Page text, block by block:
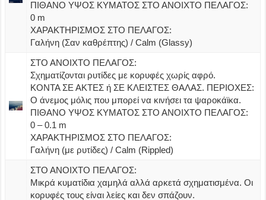
ΠΙΘΑΝΟ ΥΨΟΣ ΚΥΜΑΤΟΣ ΣΤΟ ΑΝΟΙΧΤΟ ΠΕΛΑΓΟΣ:
0 m
ΧΑΡΑΚΤΗΡΙΣΜΟΣ ΣΤΟ ΠΕΛΑΓΟΣ:
Γαλήνη (Σαν καθρέπτης) / Calm (Glassy)
ΣΤΟ ΑΝΟΙΧΤΟ ΠΕΛΑΓΟΣ:
Σχηματίζονται ρυτίδες με κορυφές χωρίς αφρό.
ΚΟΝΤΑ ΣΕ ΑΚΤΕΣ ή ΣΕ ΚΛΕΙΣΤΕΣ ΘΑΛΑΣ. ΠΕΡΙΟΧΕΣ:
Ο άνεμος μόλις που μπορεί να κινήσει τα ψαροκάϊκα.
ΠΙΘΑΝΟ ΥΨΟΣ ΚΥΜΑΤΟΣ ΣΤΟ ΑΝΟΙΧΤΟ ΠΕΛΑΓΟΣ:
0 – 0.1 m
ΧΑΡΑΚΤΗΡΙΣΜΟΣ ΣΤΟ ΠΕΛΑΓΟΣ:
Γαλήνη (με ρυτίδες) / Calm (Rippled)
ΣΤΟ ΑΝΟΙΧΤΟ ΠΕΛΑΓΟΣ:
Μικρά κυματίδια χαμηλά αλλά αρκετά σχηματισμένα. Οι
κορυφές τους είναι λείες και δεν σπάζουν.